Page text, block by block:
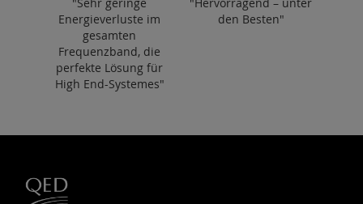
Energieverluste im
gesamten
Frequenzband, die
perfekte Lösung für
High End-Systemes"
den Besten"